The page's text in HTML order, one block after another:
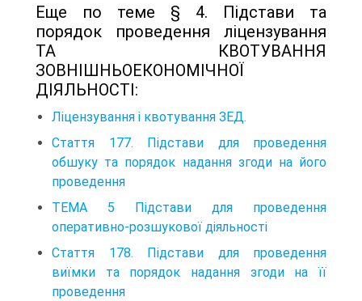
Еще по теме § 4. Підстави та
порядок проведення ліцензування
ТА КВОТУВАННЯ
ЗОВНІШНЬОЕКОНОМІЧНОЇ
ДІЯЛЬНОСТІ:
Ліцензування і квотування ЗЕД.
Стаття 177. Підстави для проведення
обшуку та порядок надання згоди на його
проведення
ТЕМА 5 Підстави для проведення
оперативно-розшукової діяльності
Стаття 178. Підстави для проведення
виїмки та порядок надання згоди на її
проведення